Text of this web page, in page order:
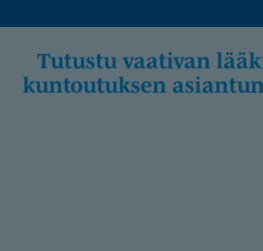
Tutustu vaativan lääkinnällisen
kuntoutuksen